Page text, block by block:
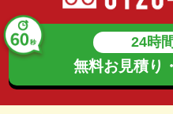
24時
無料お見積り